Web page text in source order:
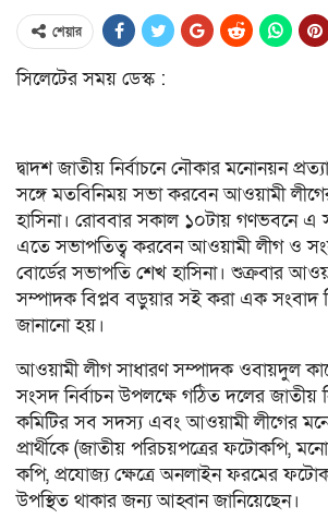
শেয়ার
সিলেটের সময় ডেস্ক :
দ্বাদশ জাতীয় নির্বাচনে নৌকার মনোনয়ন
সঙ্গে মতবিনিময় সভা করবেন আওয়ামী
হাসিনা। রোববার সকাল ১০টায় গণভবনে এ
এতে সভাপতিত্ব করবেন আওয়ামী লীগ ও
বোর্ডের সভাপতি শেখ হাসিনা। শুক্রবার
সম্পাদক বিপ্লব বড়ুয়ার সই করা এক সংবাদ
জানানো হয়।
আওয়ামী লীগ সাধারণ সম্পাদক ওবায়দুল
সংসদ নির্বাচন উপলক্ষে গঠিত দলের জাতীয়
কমিটির সব সদস্য এবং আওয়ামী লীগের
প্রার্থীকে (জাতীয় পরিচয়পত্রের ফটোকপি,
কপি, প্রযোজ্য ক্ষেত্রে অনলাইন ফরমের
উপস্থিত থাকার জন্য আহ্বান জানিয়েছেন।